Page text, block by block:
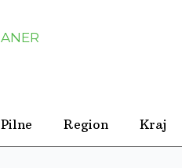
Pilne Region Kraj